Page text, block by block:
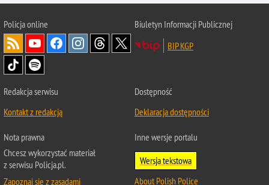
Policjaonline
Biuletyn Informacji Publicznej
BIP KGP
Redakcja serwisu
Kontakt z redakcją
Dostępność
Deklaracja dostępności
Nota prawna
Chcesz wykorzystać materiał
z serwisu Policja.pl.
Zapoznaj się z zasadami
Inne wersje portalu
Wersja tekstowa
About Polish Police